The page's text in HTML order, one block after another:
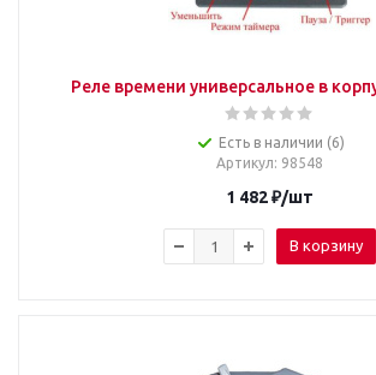
Реле времени универсальное в
Есть в наличии (6)
Артикул: 98548
1 482₽/шт
В корзину